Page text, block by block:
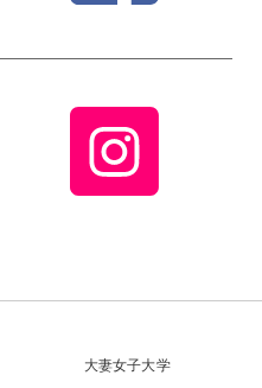
大妻女子大学